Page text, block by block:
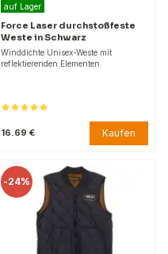
auf Lager
Force Laser durchstoßfeste
Weste in Schwarz
Winddichte Unisex-Weste mit
reflektierenden Elementen.
16.69 € Kaufen
-24%